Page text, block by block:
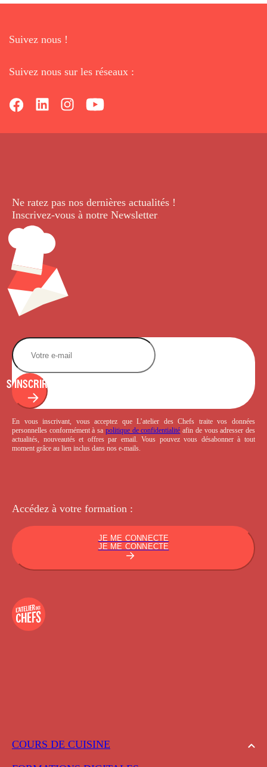
Suivez nous !
Suivez nous sur les réseaux :
COURS DE CUISINE
Ne ratez pas nos dernières actualités !
Inscrivez-vous à notre Newsletter.
S'INSCRIRE
En vous inscrivant, vous acceptez que L’atelier des Chefs traite vos données
personnelles conformément à sa politique de confidentialité afin de vous adresser des
actualités, nouveautés et offres par email. Vous pouvez vous désabonner à tout
moment grâce au lien inclus dans nos e-mails.
Accédez à votre formation :
JE ME CONNECTE
JE ME CONNECTE